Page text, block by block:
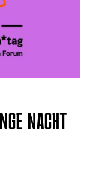
NACHT